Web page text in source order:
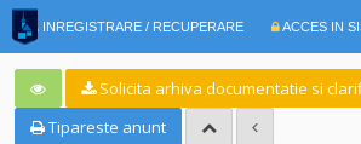
INREGISTRARE / RECUPERARE ACCES IN
Solicita arhiva documentatie si
Tipareste anunt